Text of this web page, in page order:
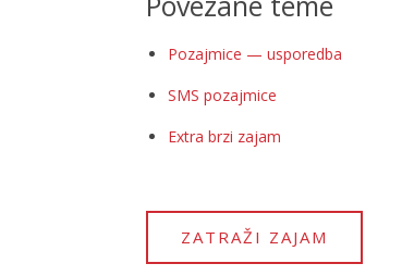
Pozajmice — usporedba
SMS pozajmice
Extra brzi zajam
ZATRAŽI ZAJAM